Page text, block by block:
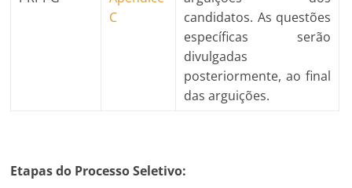
C
candidatos. As questões
específicas serão
divulgadas
posteriormente, ao final
das arguições.
Etapas do Processo Seletivo: